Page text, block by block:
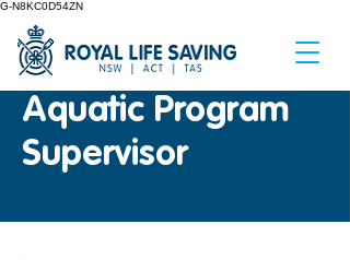
G-N8KC0D54ZN
Aquatic Program
Supervisor